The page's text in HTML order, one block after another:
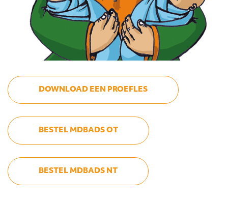
DOWNLOAD EEN PROEFLES
BESTEL MDBADS OT
BESTEL MDBADS NT